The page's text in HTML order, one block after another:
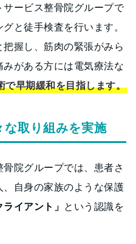
ービス整骨院グループで
と徒手検査を行います。
握し、筋肉の緊張がみら
がある方には電気療法な
で早期緩和を目指します。
な取り組みを実施
院グループでは、患者さ
自身の家族のような保護
ライアント」 という認識を